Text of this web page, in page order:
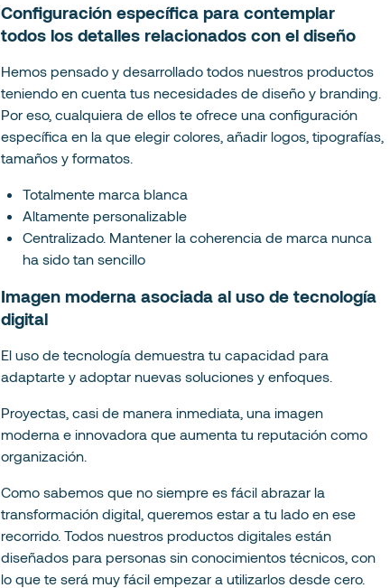
Configuración específica para contemplar
todos los detalles relacionados con el diseño
Hemos pensado y desarrollado todos nuestros productos
teniendo en cuenta tus necesidades de diseño y branding.
Por eso, cualquiera de ellos te ofrece una configuración
específica en la que elegir colores, añadir logos, tipografías,
tamaños y formatos.
Totalmente marca blanca
Altamente personalizable
Centralizado. Mantener la coherencia de marca nunca
ha sido tan sencillo
Imagen moderna asociada al uso de tecnología
digital
El uso de tecnología demuestra tu capacidad para
adaptarte y adoptar nuevas soluciones y enfoques.
Proyectas, casi de manera inmediata, una imagen
moderna e innovadora que aumenta tu reputación como
organización.
Como sabemos que no siempre es fácil abrazar la
transformación digital, queremos estar a tu lado en ese
recorrido. Todos nuestros productos digitales están
diseñados para personas sin conocimientos técnicos, con
lo que te será muy fácil empezar a utilizarlos desde cero.